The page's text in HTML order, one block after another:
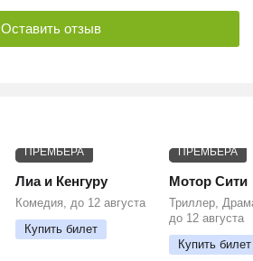
Оставить отзыв
ПРЕМЬЕРА
Лиа и Кенгуру
Комедия, до 12 августа
Купить билет
ПРЕМЬЕРА
Мотор Сити
Триллер,
до 12 августа
Купить билет